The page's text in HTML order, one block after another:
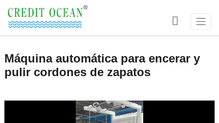

Máquina automática para encerar y
pulir cordones de zapatos